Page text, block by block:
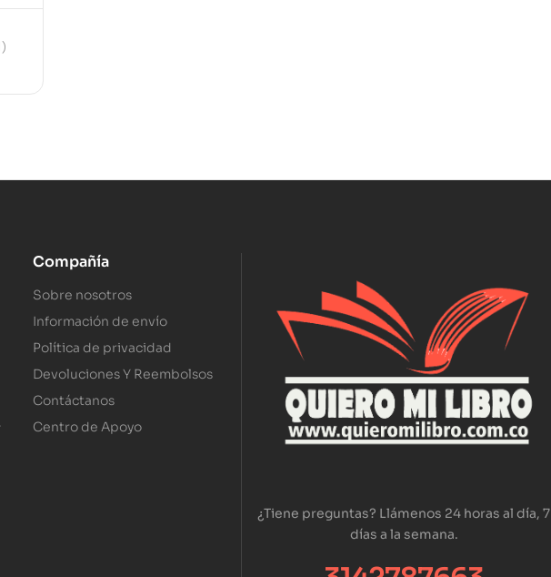
Compañía
Sobre nosotros
Información de envío
Política de privacidad
Devoluciones Y Reembolsos
Contáctanos
Centro de Apoyo
¿Tiene preguntas? Llámenos 24 horas al día, 7
días a la semana.